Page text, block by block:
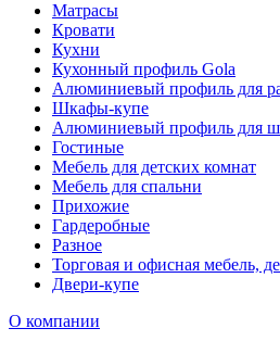
Матрасы
Кровати
Кухни
Кухонный профиль Gola
Алюминиевый профиль для
Шкафы-купе
Алюминиевый профиль для
Гостиные
Мебель для детских комнат
Мебель для спальни
Прихожие
Гардеробные
Разное
Торговая и офисная мебель,
Двери-купе
О компании